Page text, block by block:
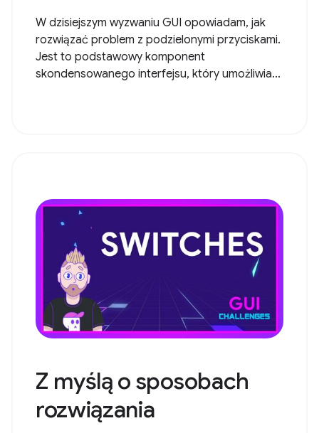
W dzisiejszym wyzwaniu GUI opowiadam, jak
rozwiązać problem z podzielonymi przyciskami.
Jest to podstawowy komponent
skondensowanego interfejsu, który umożliwia...
Z myślą o sposobach
rozwiązania